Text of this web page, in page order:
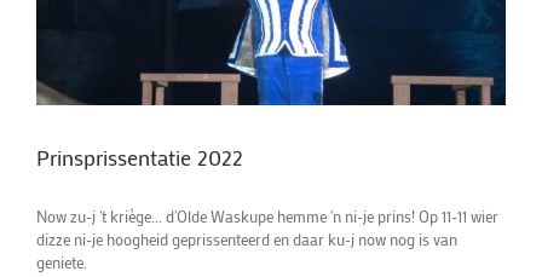
Prinsprissentatie 2022
Now zu-j 't kriège... d'Olde Waskupe hemme 'n ni-je prins! Op 11-11 wier
dizze ni-je hoogheid geprissenteerd en daar ku-j now nog is van
geniete.